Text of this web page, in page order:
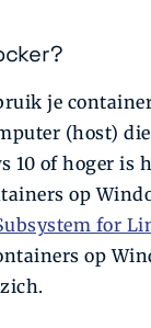
je
(host)
10 of hoger is
op
for
op